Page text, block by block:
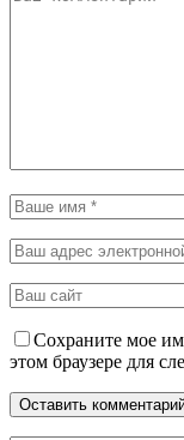
Сохраните мое
этом браузере для